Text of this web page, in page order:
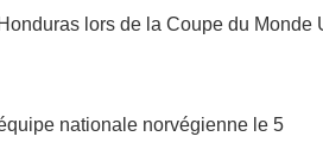
lors de la Coupe du Monde
nationale norvégienne le 5